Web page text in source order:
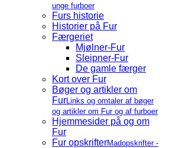
unge furboer
Furs historie
Historier på Fur
Færgeriet
Mjølner-Fur
Sleipner-Fur
De gamle færger
Kort over Fur
Bøger og artikler om
FurLinks og omtaler af bøger
og artikler om Fur og af furboer
Hjemmesider på og om
Fur
Fur opskrifterMadopskrifter -